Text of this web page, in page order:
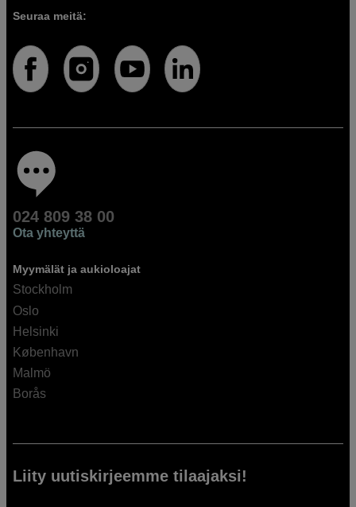
Seuraa meitä:
024 809 38 00
Ota yhteyttä
Myymälät ja aukioloajat
Stockholm
Oslo
Helsinki
København
Malmö
Borås
Liity uutiskirjeemme tilaajaksi!